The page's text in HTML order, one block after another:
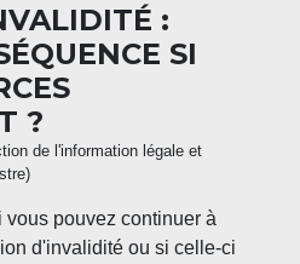
:
SI
?
de l'information légale et
pouvez continuer à
d'invalidité ou si celle-ci